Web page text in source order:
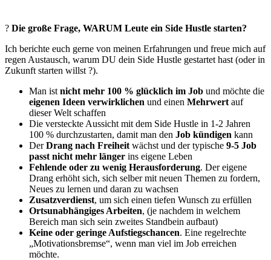
? Die große Frage, WARUM Leute ein Side Hustle starten?
Ich berichte euch gerne von meinen Erfahrungen und freue mich auf
regen Austausch, warum DU dein Side Hustle gestartet hast (oder in
Zukunft starten willst ?).
Man ist nicht mehr 100 % glücklich im Job und möchte die
eigenen Ideen verwirklichen und einen Mehrwert auf
dieser Welt schaffen
Die versteckte Aussicht mit dem Side Hustle in 1-2 Jahren
100 % durchzustarten, damit man den Job kündigen kann
DerDrang nach Freiheit wächst und der typische 9-5 Job
passt nicht mehr länger ins eigene Leben
Fehlende oder zu wenig Herausforderung. Der eigene
Drang erhöht sich, sich selber mit neuen Themen zu fordern,
Neues zu lernen und daran zu wachsen
Zusatzverdienst, um sich einen tiefen Wunsch zu erfüllen
Ortsunabhängiges Arbeiten, (je nachdem in welchem
Bereich man sich sein zweites Standbein aufbaut)
Keine oder geringe Aufstiegschancen. Eine regelrechte
„Motivationsbremse“, wenn man viel im Job erreichen
möchte.